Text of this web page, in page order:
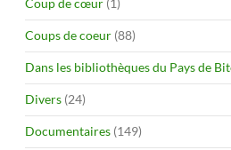
Coups de coeur (88)
Dans les bibliothèques du Pays de
Divers (24)
Documentaires (149)